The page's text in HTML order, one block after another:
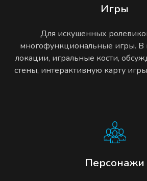
Игры
Для искушенных
многофункциональные игры. В
локации, игральные кости,
стены, интерактивную карту
Персонажи